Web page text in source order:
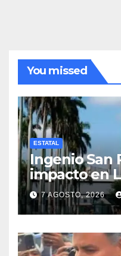
You missed
ESTATAL
Ingenio San
impacto en
7 AGOSTO, 2026